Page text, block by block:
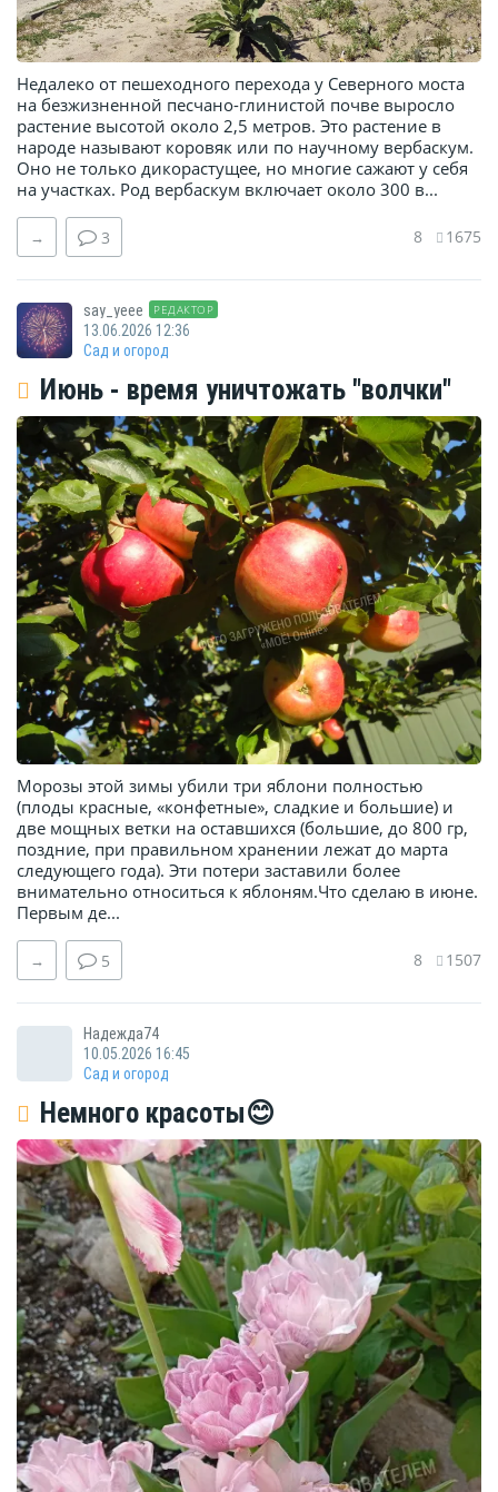
Недалеко от пешеходного перехода у Северного моста
на безжизненной песчано-глинистой почве выросло
растение высотой около 2,5 метров. Это растение в
народе называют коровяк или по научному вербаскум.
Оно не только дикорастущее, но многие сажают у себя
на участках. Род вербаскум включает около 300 в...
→ 3 8 1675
say_yeee РЕДАКТОР
13.06.2026 12:36
Сад и огород
Июнь - время уничтожать "волчки"
Морозы этой зимы убили три яблони полностью
(плоды красные, «конфетные», сладкие и большие) и
две мощных ветки на оставшихся (большие, до 800 гр,
поздние, при правильном хранении лежат до марта
следующего года). Эти потери заставили более
внимательно относиться к яблоням.Что сделаю в июне.
Первым де...
→ 5 8 1507
Надежда74
10.05.2026 16:45
Сад и огород
Немного красоты😊